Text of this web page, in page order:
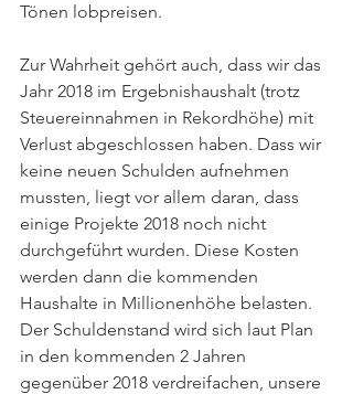
Tönen lobpreisen.
Zur Wahrheit gehört auch, dass wir das
Jahr 2018 im Ergebnishaushalt (trotz
Steuereinnahmen in Rekordhöhe) mit
Verlust abgeschlossen haben. Dass wir
keine neuen Schulden aufnehmen
mussten, liegt vor allem daran, dass
einige Projekte 2018 noch nicht
durchgeführt wurden. Diese Kosten
werden dann die kommenden
Haushalte in Millionenhöhe belasten.
Der Schuldenstand wird sich laut Plan
in den kommenden 2 Jahren
gegenüber 2018 verdreifachen, unsere